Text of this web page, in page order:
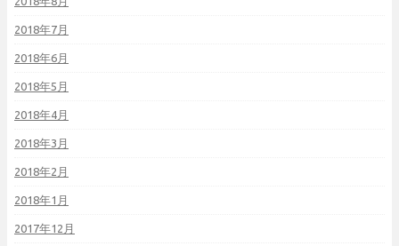
2018年7月
2018年6月
2018年5月
2018年4月
2018年3月
2018年2月
2018年1月
2017年12月